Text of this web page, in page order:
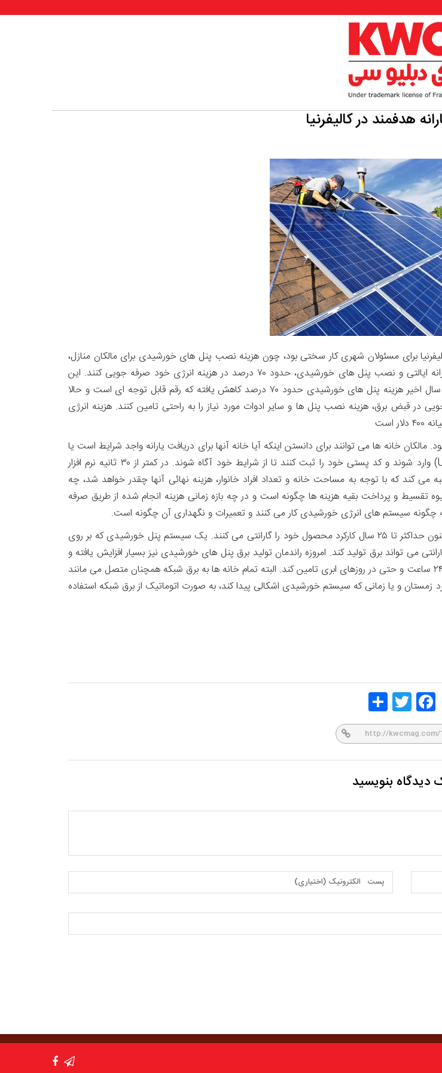
هدفمند در کالیفرنیا
برای مسئولان شهری کار سختی بود، چون هزینه نصب پنل های خورشیدی برای مالکان منازل،
گران تمام می شد. اما از مدتی قبل، بخشی از مالکان توانستند با استفاده از یارانه ایالتی و نصب پنل های خورشیدی، حدود ۷۰ درصد در هزینه انرژی خود صرفه جویی کنند. این
صرفه جوئی برای هر خانواده، حدود ۳۶۰۰ دلار در سال برآورد می شود. در چند سال اخیر هزینه پنل های خورشیدی حدود ۷۰ درصد کاهش یافته که رقم قابل توجه ای است و حالا
در قبض برق، هزینه نصب پنل ها و سایر ادوات مورد نیاز را به راحتی تامین کنند. هزینه انرژی
مالکان خانه ها می توانند برای دانستن اینکه آیا خانه آنها برای دریافت یارانه واجد شرایط است یا
نه و آیا این کار برای آنها مقرون به صرفه است، به سایت (UnderstandSolar) وارد شوند و کد پستی خود را ثبت کنند تا از شرایط خود آگاه شوند. در کمتر از ۳۰ ثانیه نرم افزار
کند که با توجه به مساحت خانه و تعداد افراد خانوار، هزینه نهائی آنها چقدر خواهد شد، چه
تقسیط و پرداخت بقیه هزینه ها چگونه است و در چه بازه زمانی هزینه انجام شده از طریق صرفه
سیستم های انرژی خورشیدی کار می کنند و تعمیرات و نگهداری آن چگونه است.
پنل های خورشیدی جدید بسیار بادوام هستند. تولید کنندگان پنل خورشیدی اکنون حداکثر تا ۲۵ سال کارکرد محصول خود را گارانتی می کنند. یک سیستم پنل خورشیدی که بر روی
می تواند برق تولید کند. امروزه راندمان تولید برق پنل های خورشیدی نیز بسیار افزایش یافته و
به آسانی می تواند تمام برق مورد نیاز یک خانواده، با مصرف متوسط را در طول ۲۴ ساعت و حتی در روزهای ابری تامین کند. البته تمام خانه ها به برق شبکه همچنان متصل می مانند
و یا زمانی که سیستم خورشیدی اشکالی پیدا کند، به صورت اتوماتیک از برق شبکه استفاده
Face
Twitt
دیدگاه بنویسید